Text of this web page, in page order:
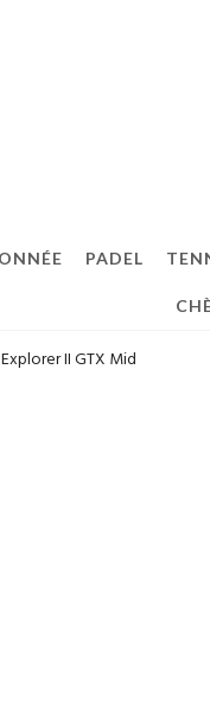
PADEL
II GTX Mid